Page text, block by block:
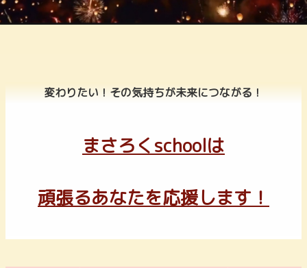
変わりたい！その気持ちが未来につながる！
まさろくschoolは
頑張るあなたを応援します！